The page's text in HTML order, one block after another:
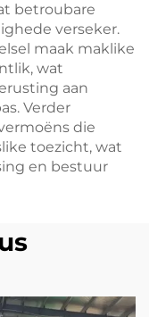
betroubare
verseker.
maak maklike
wat
aan
Verder
die
toezicht, wat
en bestuur